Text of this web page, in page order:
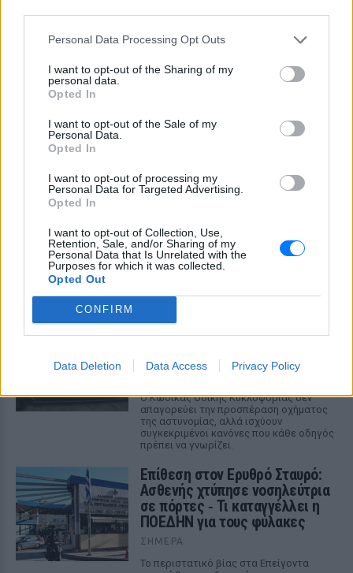
Personal Data Processing Opt Outs
I want to opt-out of the Sharing of my
personal data.
Opted In
I want to opt-out of the Sale of my
Personal Data.
Opted In
I want to opt-out of processing my
Personal Data for Targeted Advertising.
Opted In
I want to opt-out of Collection, Use,
Retention, Sale, and/or Sharing of my
Personal Data that Is Unrelated with the
Purposes for which it was collected.
Opted Out
CONFIRM
Data Deletion Data Access Privacy Policy
Ανάπλασης, αποτελεί μέρος ενός νέου
συνδέεται άμεσα με το νέο γήπεδο του
Ισραηλινό ΥΠΕΞ προς τουρίστες στην Ελλάδα:
«Κρύψτε ότι είστε Ισραηλινοί» λόγω
Ταξιδιωτική προειδοποίηση εξέδωσε το ισραηλινό
υπουργείο Εξωτερικών ενόψει της «ημέρας οργής»
φιλοπαλαιστινιακών οργανώσεων σε 36 σημεία της χώρας.
ΣΉΜΕΡΑ
Επιτρέπεται να προσπεράσεις
περιπολικό; Τι λέει ο ΚΟΚ που
οι περισσότεροι αγνοούν
Ο Κώδικας Οδικής Κυκλοφορίας δεν
απαγορεύει την προσπέραση οχήματος
της αστυνομίας, αλλά ισχύουν
συγκεκριμένοι κανόνες που κάθε οδηγός
πρέπει να γνωρίζει.
Επίθεση στον Ερυθρό Σταυρό:
Ασθενής χτύπησε νοσηλεύτρια
σε πόρτες ‑ Τι καταγγέλλει η
ΠΟΕΔΗΝ για τους φύλακες
ΣΉΜΕΡΑ
Το περιστατικό βίας στα Επείγοντα